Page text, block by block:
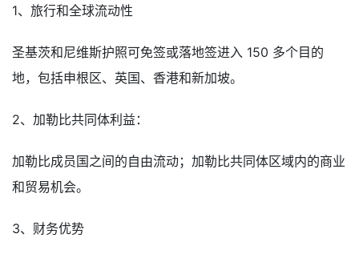
1、旅行和全球流动性
圣基茨和尼维斯护照可免签或落地签进入 150 多个目的
地，包括申根区、英国、香港和新加坡。
2、加勒比共同体利益：
加勒比成员国之间的自由流动；加勒比共同体区域内的商业
和贸易机会。
3、财务优势